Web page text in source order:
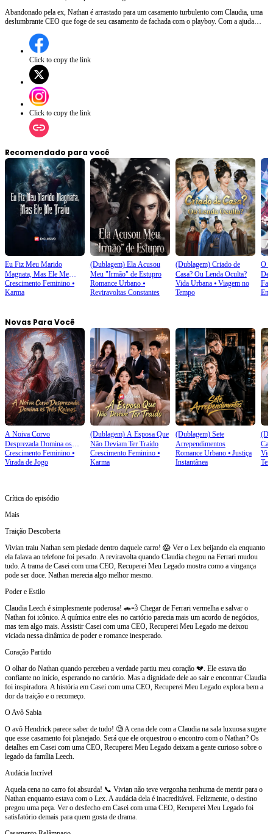
Abandonado pela ex, Nathan é arrastado para um casamento turbulento com Claudia, uma
deslumbrante CEO que foge de seu casamento de fachada com o playboy. Com a ajuda
Envolvido em uma guerra pela herança, Nathan choca o mundo como Cipher, um gênio da
inteligência artificial — e descobre seu passado roubado.
Click to copy the link
Click to copy the link
Recomendado para você
Eu Fiz Meu Marido
Magnata, Mas Ele Me
Traiu
Crescimento Feminino ⦁
Karma
(Dublagem) Ela Acusou
Meu "Irmão" de Estupro
Romance Urbano⦁
Reviravoltas Constantes
(Dublagem) Criado de
Casa? Ou Lenda Oculta?
Vida Urbana⦁ Viagem no
Tempo
O
Novas Para Você
A Noiva Corvo
Desprezada Domina os
Três Reinos
Crescimento Feminino ⦁
Virada de Jogo
(Dublagem) A Esposa Que
Não Deviam Ter Traído
Crescimento Feminino⦁
Karma
(Dublagem) Sete
Arrependimentos
Romance Urbano⦁ Justiça
Instantânea
Crítica do episódio
Mais
Traição Descoberta
Vivian traiu Nathan sem piedade dentro daquele carro! 😱 Ver o Lex beijando ela enquanto
ela falava ao telefone foi pesado. A reviravolta quando Claudia chegou na Ferrari mudou
tudo. A trama de Casei com uma CEO, Recuperei Meu Legado mostra como a vingança
pode ser doce. Nathan merecia algo melhor mesmo.
Poder e Estilo
Claudia Leech é simplesmente poderosa! 🚗💨 Chegar de Ferrari vermelha e salvar o
Nathan foi icônico. A química entre eles no cartório parecia mais um acordo de negócios,
mas tem algo mais. Assistir Casei com uma CEO, Recuperei Meu Legado me deixou
viciada nessa dinâmica de poder e romance inesperado.
Coração Partido
O olhar do Nathan quando percebeu a verdade partiu meu coração 💔. Ele estava tão
confiante no início, esperando no cartório. Mas a dignidade dele ao sair e encontrar Claudia
foi inspiradora. A história em Casei com uma CEO, Recuperei Meu Legado explora bem a
dor da traição e o recomeço.
O Avô Sabia
O avô Hendrick parece saber de tudo! 🧐 A cena dele com a Claudia na sala luxuosa sugere
que esse casamento foi planejado. Será que ele orquestrou o encontro com o Nathan? Os
detalhes em Casei com uma CEO, Recuperei Meu Legado deixam a gente curioso sobre o
legado da família Leech.
Audácia Incrível
Aquela cena no carro foi absurda! 📞 Vivian não teve vergonha nenhuma de mentir para o
Nathan enquanto estava com o Lex. A audácia dela é inacreditável. Felizmente, o destino
pregou uma peça. Ver o desfecho em Casei com uma CEO, Recuperei Meu Legado foi
satisfatório demais para quem gosta de drama.